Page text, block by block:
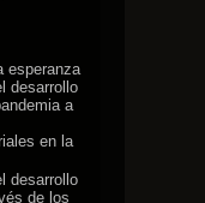
esperanza
desarrollo
a
en la
desarrollo
de los